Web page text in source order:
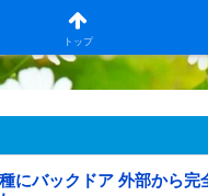
トップ
ース録
にバックドア 外部から完